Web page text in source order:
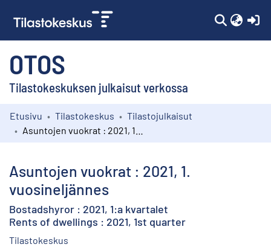
OTOS
Tilastokeskuksen julkaisut verkossa
Kokoelmat
Etusivu Tilastokeskus
Tilastojulkaisut
Asuntojen vuokrat : 2021, 1.
vuosineljännes
Bostadshyror : 2021, 1:a kvartalet
Rents of dwellings : 2021, 1st quarter
Tilastokeskus